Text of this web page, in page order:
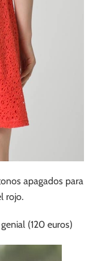
apagados para
rojo.
(120 euros)